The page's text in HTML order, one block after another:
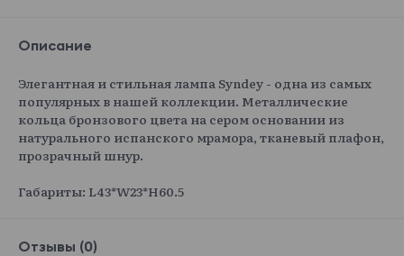
Описание
Элегантная и стильная лампа Syndey - одна из самых
популярных в нашей коллекции. Металлические
кольца бронзового цвета на сером основании из
натурального испанского мрамора, тканевый плафон,
прозрачный шнур.
Габариты: L43*W23*H60.5
Отзывы (0)